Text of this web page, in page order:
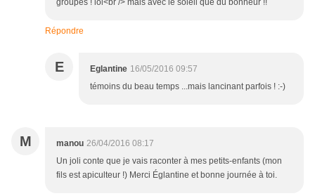
groupés ! lol<br /> mais avec le soleil que du bonheur !!
Répondre
E Eglantine 16/05/2016 09:57
témoins du beau temps ...mais lancinant parfois ! :-)
M manou 26/04/2016 08:17
Un joli conte que je vais raconter à mes petits-enfants (mon
fils est apiculteur !) Merci Églantine et bonne journée à toi.